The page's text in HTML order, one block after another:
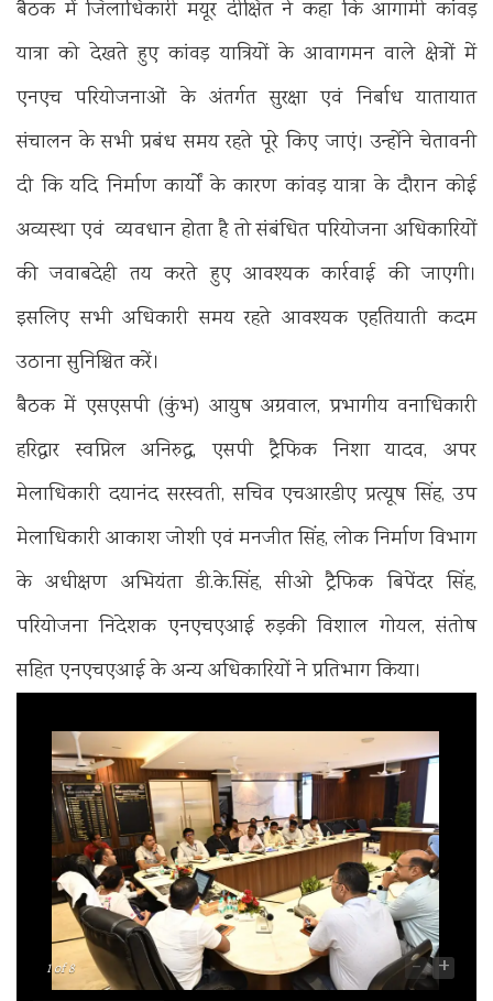
बैठक में जिलाधिकारी मयूर दीक्षित ने कहा कि आगामी कांवड़
यात्रा को देखते हुए कांवड़ यात्रियों के आवागमन वाले क्षेत्रों में
एनएच परियोजनाओं के अंतर्गत सुरक्षा एवं निर्बाध यातायात
संचालन के सभी प्रबंध समय रहते पूरे किए जाएं। उन्होंने चेतावनी
दी कि यदि निर्माण कार्यों के कारण कांवड़ यात्रा के दौरान कोई
अव्यस्था एवं व्यवधान होता है तो संबंधित परियोजना अधिकारियों
की जवाबदेही तय करते हुए आवश्यक कार्रवाई की जाएगी।
इसलिए सभी अधिकारी समय रहते आवश्यक एहतियाती कदम
उठाना सुनिश्चित करें।
बैठक में एसएसपी (कुंभ) आयुष अग्रवाल, प्रभागीय वनाधिकारी
हरिद्वार स्वप्निल अनिरुद्ध, एसपी ट्रैफिक निशा यादव, अपर
मेलाधिकारी दयानंद सरस्वती, सचिव एचआरडीए प्रत्यूष सिंह, उप
मेलाधिकारी आकाश जोशी एवं मनजीत सिंह, लोक निर्माण विभाग
के अधीक्षण अभियंता डी.के.सिंह, सीओ ट्रैफिक बिपेंदर सिंह,
परियोजना निदेशक एनएचएआई रुड़की विशाल गोयल, संतोष
सहित एनएचएआई के अन्य अधिकारियों ने प्रतिभाग किया।
1of 8 - +